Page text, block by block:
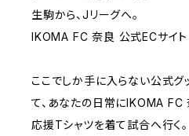
生駒から、Jリーグへ。
IKOMA FC 奈良 公式ECサイト
ここでしか手に入らない公式グ
て、あなたの日常にIKOMA FC
応援Tシャツを着て試合へ行く。